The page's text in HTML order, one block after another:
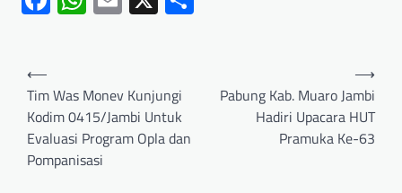
⟵
Tim Was Monev Kunjungi
Kodim 0415/Jambi Untuk
Evaluasi Program Opla dan
Pompanisasi
Pabung Kab. Muaro Jambi
Hadiri Upacara HUT
Pramuka Ke-63
⟶